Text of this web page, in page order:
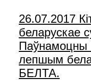
26.07.2017
беларускае
Паўнамоцны
лепшым
БЕЛТА.